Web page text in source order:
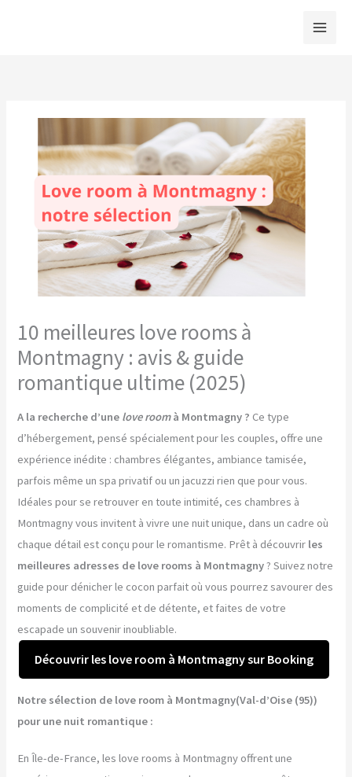
10 meilleures love rooms à
Montmagny : avis & guide
romantique ultime (2025)
A la recherche d’une love roomà Montmagny ? Ce type
d’hébergement, pensé spécialement pour les couples, offre une
expérience inédite : chambres élégantes, ambiance tamisée,
parfois même un spa privatif ou un jacuzzi rien que pour vous.
Idéales pour se retrouver en toute intimité, ces chambres à
Montmagny vous invitent à vivre une nuit unique, dans un cadre où
chaque détail est conçu pour le romantisme. Prêt à découvrir les
meilleures adresses de love rooms à Montmagny? Suivez notre
guide pour dénicher le cocon parfait où vous pourrez savourer des
moments de complicité et de détente, et faites de votre
escapade un souvenir inoubliable.
Découvrir les love room à Montmagny sur Booking
Notre sélection de love room à Montmagny(Val-d’Oise (95))
pour une nuit romantique :
En Île-de-France, les love rooms à Montmagny offrent une